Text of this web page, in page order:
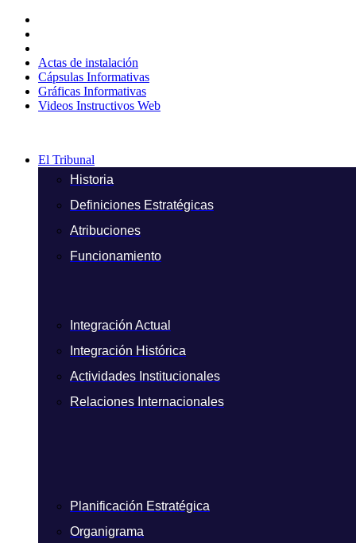
contenido
Actas de instalación
Cápsulas Informativas
Gráficas Informativas
Videos Instructivos Web
El Tribunal
Historia
Definiciones Estratégicas
Atribuciones
Funcionamiento
Integración Actual
Integración Histórica
Actividades Institucionales
Relaciones Internacionales
Planificación Estratégica
Organigrama